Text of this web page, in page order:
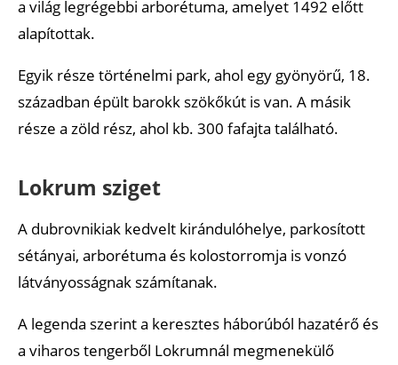
a világ legrégebbi arborétuma, amelyet 1492 előtt
alapítottak.
Egyik része történelmi park, ahol egy gyönyörű, 18.
században épült barokk szökőkút is van. A másik
része a zöld rész, ahol kb. 300 fafajta található.
Lokrum sziget
A dubrovnikiak kedvelt kirándulóhelye, parkosított
sétányai, arborétuma és kolostorromja is vonzó
látványosságnak számítanak.
A legenda szerint a keresztes háborúból hazatérő és
a viharos tengerből Lokrumnál megmenekülő